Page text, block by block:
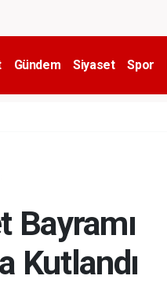
Gündem Siyaset Spor
Bayramı
Kutlandı